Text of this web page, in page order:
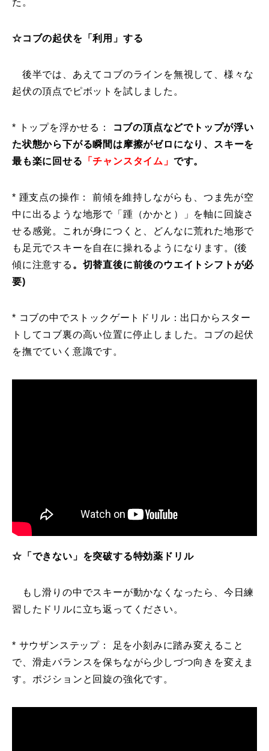
た。
☆コブの起伏を「利用」する
後半では、あえてコブのラインを無視して、様々な
起伏の頂点でピボットを試しました。
* トップを浮かせる：
コブの頂点などでトップが浮い
た状態から下がる瞬間は摩擦がゼロになり、スキーを
最も楽に回せる 「チャンスタイム」 です。
* 踵支点の操作： 前傾を維持しながらも、つま先が空
中に出るような地形で「踵（かかと）」を軸に回旋さ
せる感覚。これが身につくと、どんなに荒れた地形で
も足元でスキーを自在に操れるようになります。(後
傾に注意する 。切替直後に前後のウエイトシフトが必
要)
* コブの中でストックゲートドリル：出口からスター
トしてコブ裏の高い位置に停止しました。コブの起伏
を撫でていく意識です。
☆「できない」を突破する特効薬ドリル
もし滑りの中でスキーが動かなくなったら、今日練
習したドリルに立ち返ってください。
* サウザンステップ： 足を小刻みに踏み変えること
で、滑走バランスを保ちながら少しづつ向きを変えま
す。ポジションと回旋の強化です。